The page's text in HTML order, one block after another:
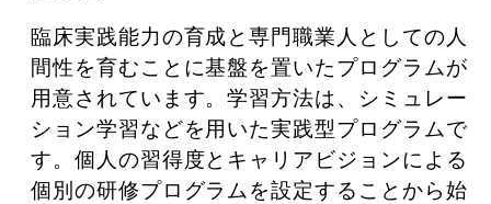
臨床実践能力の育成と専門職業人としての人
間性を育むことに基盤を置いたプログラムが
用意されています。学習方法は、シミュレー
ション学習などを用いた実践型プログラムで
す。個人の習得度とキャリアビジョンによる
個別の研修プログラムを設定することから始